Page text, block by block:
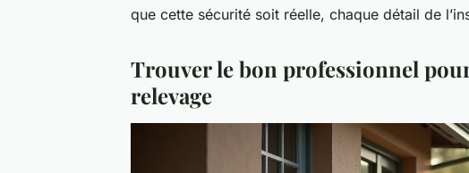
que cette sécurité soit réelle, chaque détail de
Trouver le bon professionnel
relevage